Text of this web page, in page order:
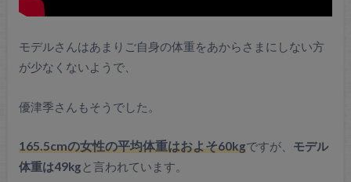
モデルさんはあまりご自身の体重をあからさまにしない方
が少なくないようで、
優津季さんもそうでした。
165.5cmの女性の平均体重はおよそ60kgですが、 モデル
体重は49kgと言われています。